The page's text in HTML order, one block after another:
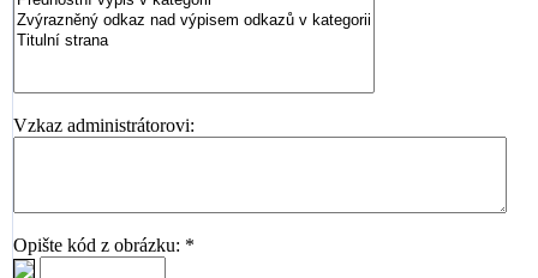
Vzkaz administrátorovi:
Opište kód z obrázku: *